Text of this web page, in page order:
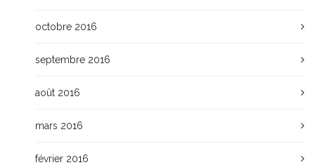
octobre 2016
septembre 2016
août 2016
mars 2016
février 2016